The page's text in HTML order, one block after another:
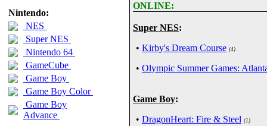
Nintendo:
NES
Super NES
Nintendo 64
GameCube
Game Boy
Game Boy Color
Game Boy
Advance
ONLINE:
Super NES:
• Kirby's Dream Course (4)
• Olympic Summer Games:
Game Boy:
• DragonHeart: Fire & Steel (1)